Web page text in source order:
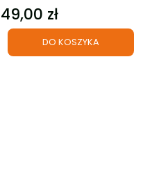
Cena
49,00 zł
DO KOSZYKA